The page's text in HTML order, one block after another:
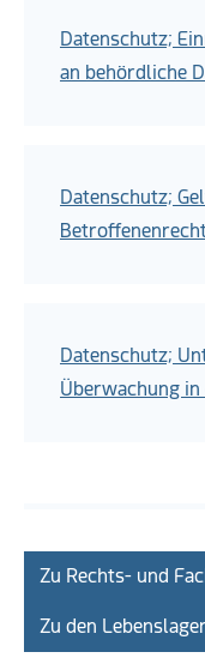
Datenschutz;
an behördliche
Datenschutz;
Datenschutz;
Überwachung
Zu Rechts- und
Zu den